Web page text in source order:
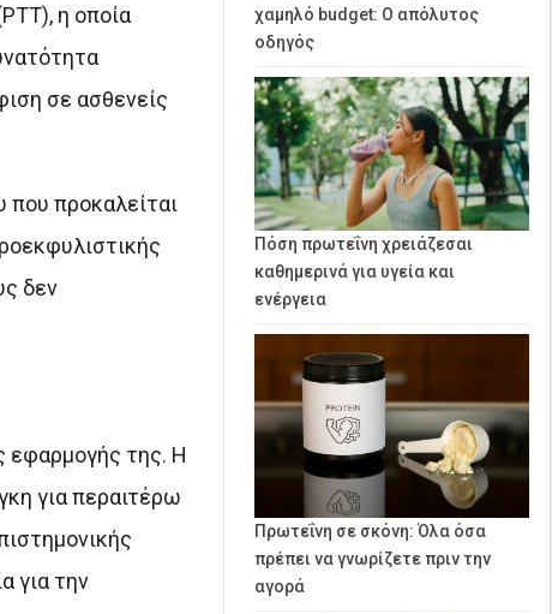
η οποία
σε ασθενείς
προκαλείται
δεν
εφαρμογής της. Η
για περαιτέρω
για την
χαμηλό budget: Ο απόλυτος
οδηγός
Πόση πρωτεΐνη χρειάζεσαι
καθημερινά για υγεία και
ενέργεια
Πρωτεΐνη σε σκόνη: Όλα όσα
πρέπει να γνωρίζετε πριν την
αγορά